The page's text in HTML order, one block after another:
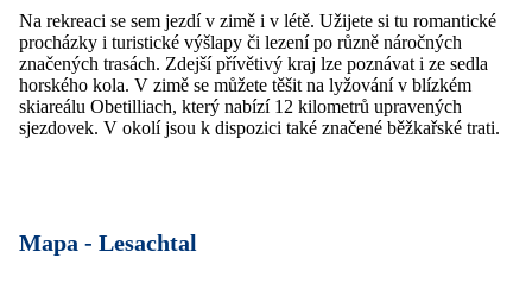
Na rekreaci se sem jezdí v zimě i v létě. Užijete si tu romantické
procházky i turistické výšlapy či lezení po různě náročných
značených trasách. Zdejší přívětivý kraj lze poznávat i ze sedla
horského kola. V zimě se můžete těšit na lyžování v blízkém
skiareálu Obetilliach, který nabízí 12 kilometrů upravených
sjezdovek. V okolí jsou k dispozici také značené běžkařské trati.
Mapa - Lesachtal